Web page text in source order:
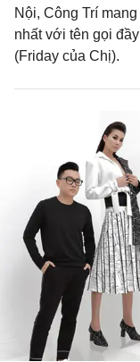
Nội, Công Trí
nhất với tên gọi
(Friday của Chị).